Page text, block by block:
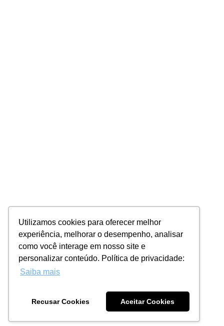
Utilizamos cookies para oferecer melhor
experiência, melhorar o desempenho, analisar
como você interage em nosso site e
personalizar conteúdo. Política de privacidade:
Saiba mais
Recusar Cookies Aceitar Cookies